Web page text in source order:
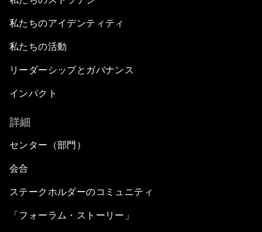
私たちのアイデンティティ
私たちの活動
リーダーシップとガバナンス
インパクト
詳細
センター（部門）
会合
ステークホルダーのコミュニティ
「フォーラム・ストーリー」